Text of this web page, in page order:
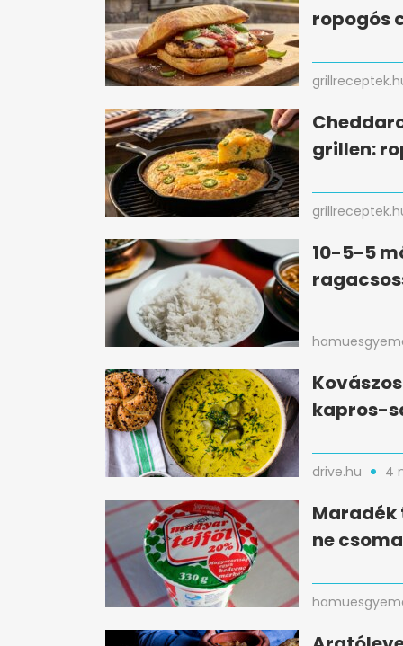
ropogós
grillen:
10-5-5
kapros-
drive.hu 4
Maradék
ne